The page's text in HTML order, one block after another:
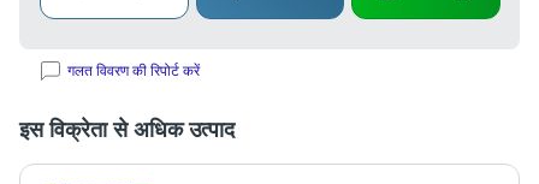
गलत विवरण की रिपोर्ट करें
इस विक्रेता से अधिक उत्पाद